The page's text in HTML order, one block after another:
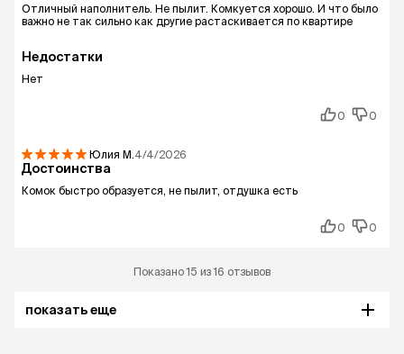
Отличный наполнитель. Не пылит. Комкуется хорошо. И что было
важно не так сильно как другие растаскивается по квартире
Недостатки
Нет
0 0
Юлия М. 4/4/2026
Достоинства
Комок быстро образуется, не пылит, отдушка есть
0 0
Показано 15 из 16 отзывов
показать еще